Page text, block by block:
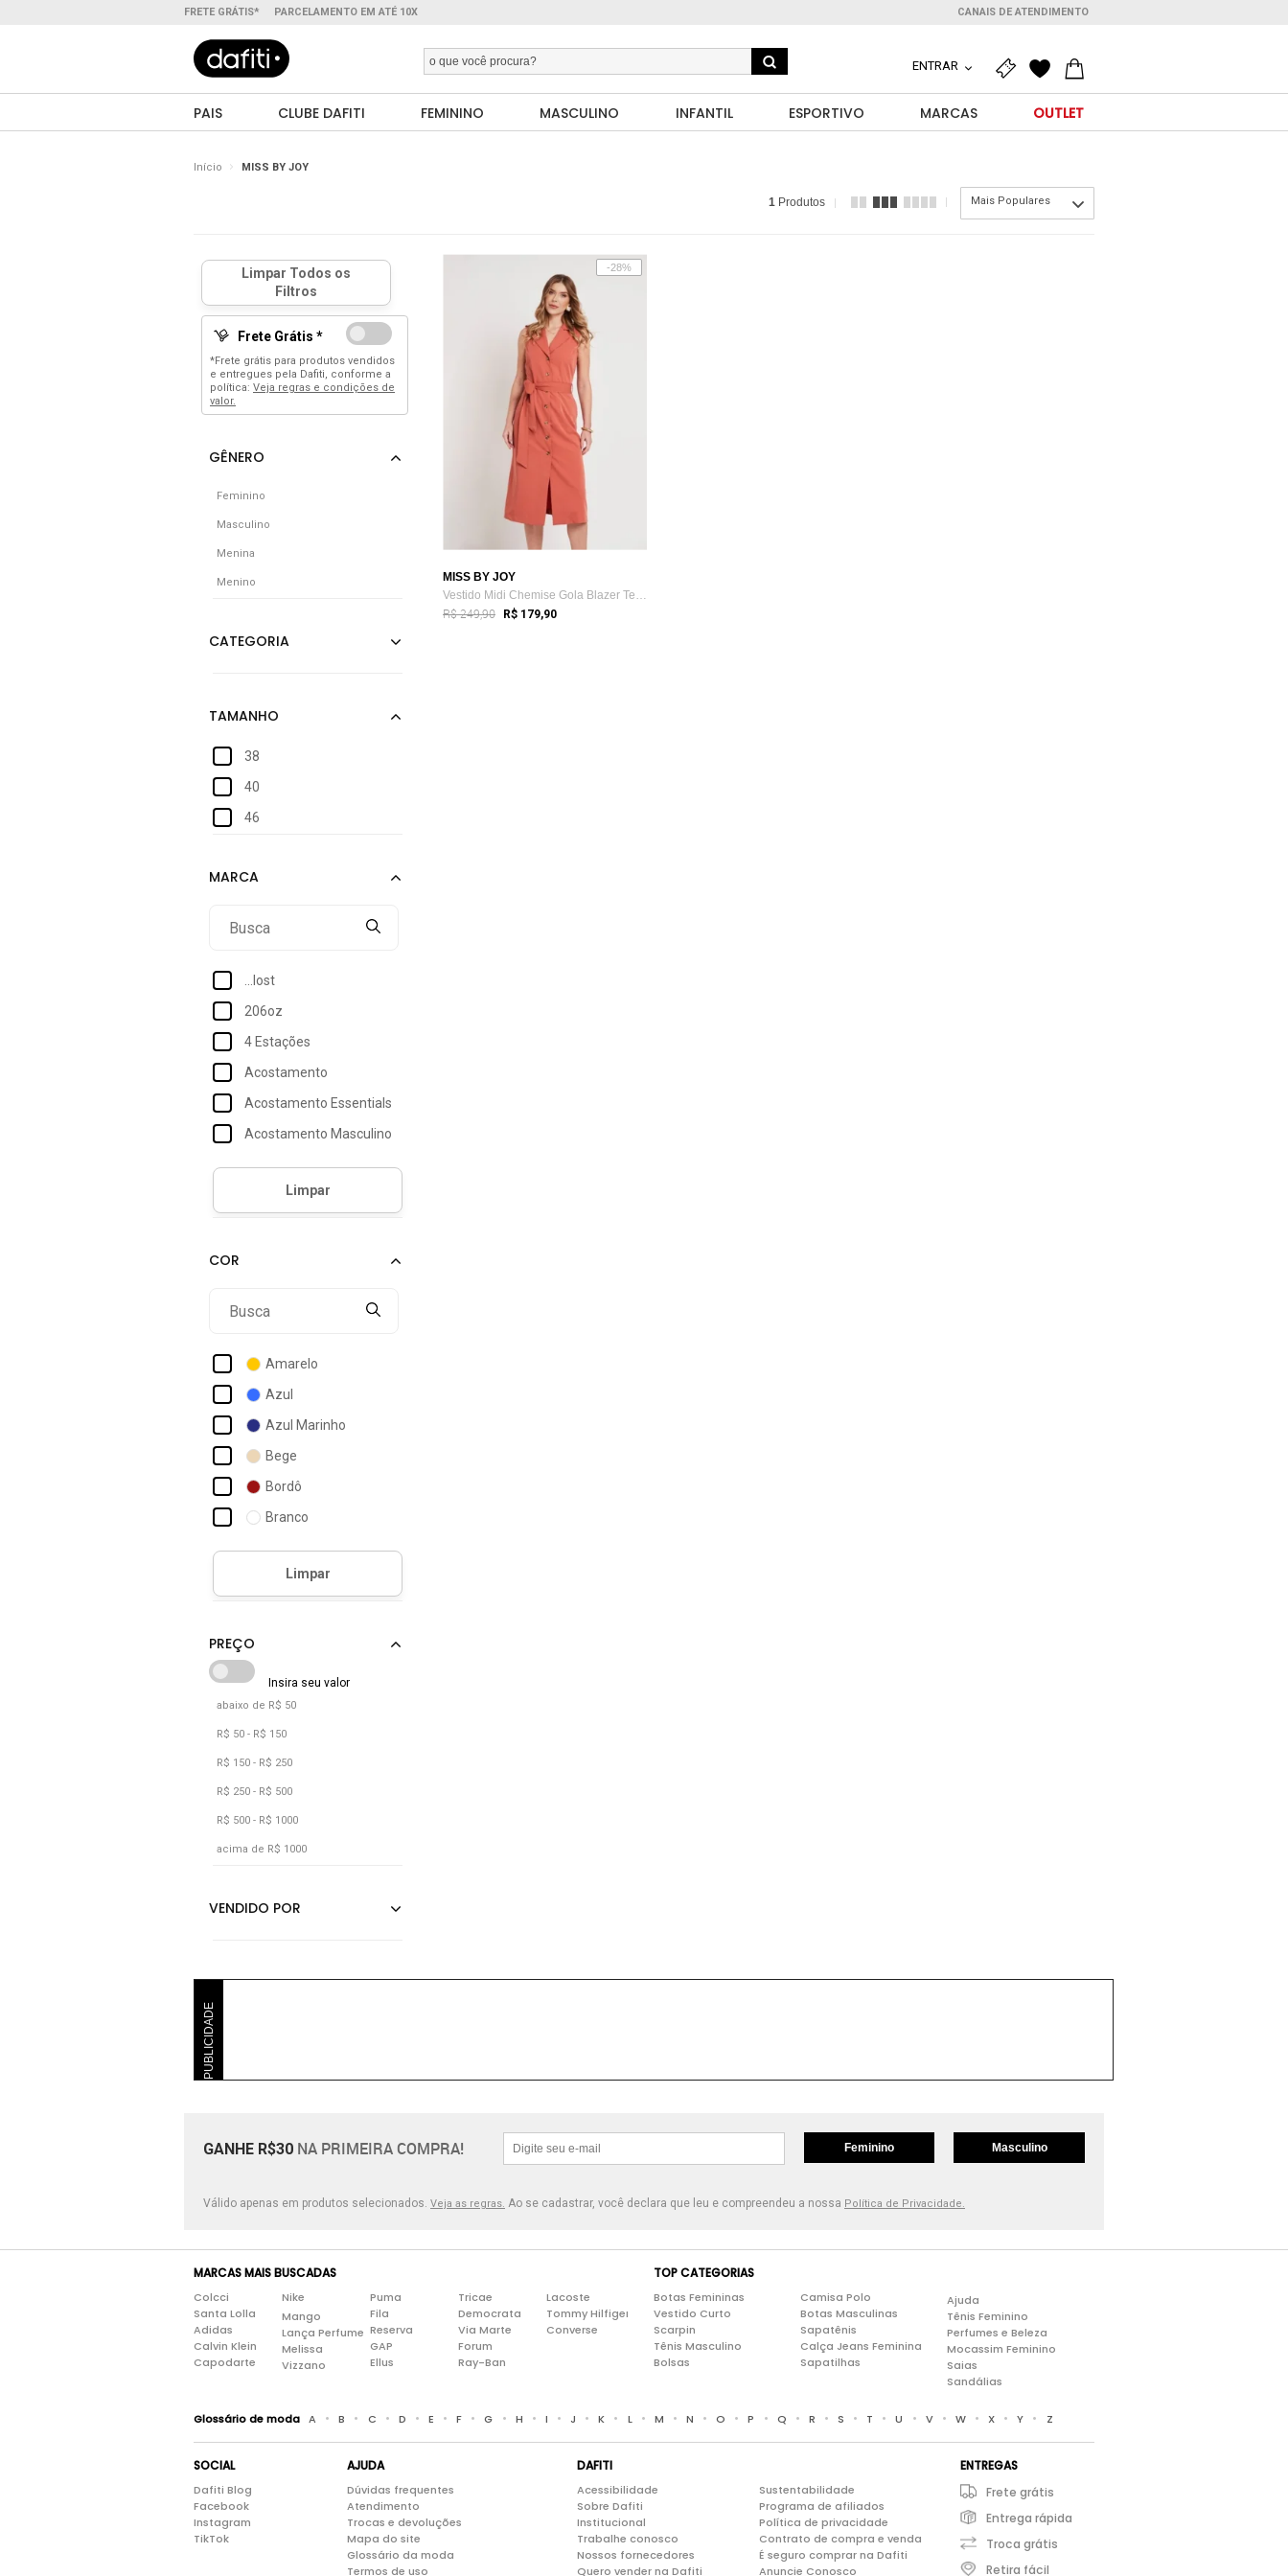
FRETE GRÁTIS* PARCELAMENTO EM ATÉ 10X CANAIS DE ATENDIMENTO
ENTRAR
PAIS CLUBE DAFITI FEMININO MASCULINO INFANTIL ESPORTIVO MARCAS OUTLET
Início MISS BY JOY
1 Produtos Mais Populares
Frete Grátis *
*Frete grátis para produtos vendidos
e entregues pela Dafiti, conforme a
política: Veja regras e condições de
valor.
Feminino
Masculino
Menina
Menino
38
40
46
...lost
206oz
4 Estações
Acostamento
Acostamento Essentials
Acostamento Masculino
Act Feminino
Adriben
Amarelo
Azul
Azul Marinho
Bege
Bordô
Branco
Bronze
Caramelo
Estampado
Jeans
Laranja
Listra
Listrado
Marrom
Pink
abaixo de R$ 50
R$ 50 - R$ 150
R$ 150 - R$ 250
R$ 250 - R$ 500
R$ 500 - R$ 1000
acima de R$ 1000
-28%
MISS BY JOY
Vestido Midi Chemise Gola Blazer Terraco...
R$ 249,90 R$ 179,90
PUBLICIDADE
GANHE R$30 NA PRIMEIRA COMPRA! Feminino Masculino
Válido apenas em produtos selecionados. Veja as regras. Ao se cadastrar, você declara que leu e compreendeu a nossa Política de Privacidade.
MARCAS MAIS BUSCADAS
Colcci
Santa Lolla
Adidas
Calvin Klein
Capodarte
Nike
Mango
Lança Perfume
Melissa
Vizzano
Puma
Fila
Reserva
GAP
Ellus
Tricae
Democrata
Via Marte
Forum
Ray-Ban
Lacoste
Tommy Hilfiger
Converse
TOP CATEGORIAS
Botas Femininas
Vestido Curto
Scarpin
Tênis Masculino
Bolsas
Camisa Polo
Botas Masculinas
Sapatênis
Calça Jeans Feminina
Sapatilhas
Ajuda
Tênis Feminino
Perfumes e Beleza
Mocassim Feminino
Saias
Sandálias
Glossário de moda A • B • C • D • E • F • G • H • I • J • K • L • M • N • O • P • Q • R • S • T • U • V • W • X • Y • Z
SOCIAL
Dafiti Blog
Facebook
Instagram
TikTok
AJUDA
Dúvidas frequentes
Atendimento
Trocas e devoluções
Mapa do site
Glossário da moda
Termos de uso
DAFITI
Acessibilidade
Sobre Dafiti
Institucional
Trabalhe conosco
Nossos fornecedores
Quero vender na Dafiti
Sustentabilidade
Programa de afiliados
Política de privacidade
Contrato de compra e venda
É seguro comprar na Dafiti
Anuncie Conosco
ENTREGAS
Frete grátis
Entrega rápida
Troca grátis
Retira fácil